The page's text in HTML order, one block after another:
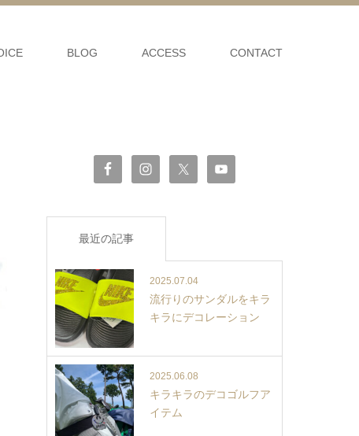
BLOG ACCESS CONTACT
最近の記事
2025.07.04
流行りのサンダルをキラ
キラにデコレーション
2025.06.08
キラキラのデコゴルフア
イテム